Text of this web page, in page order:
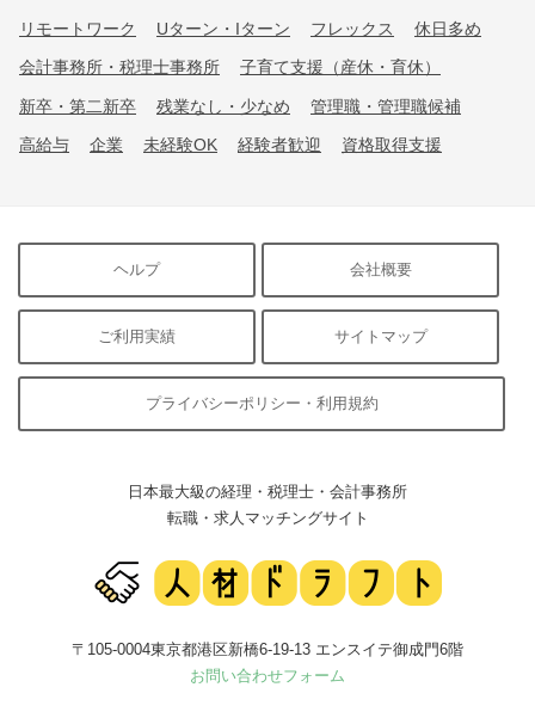
リモートワーク Uターン・Iターン フレックス 休日多め
会計事務所・税理士事務所 子育て支援（産休・育休）
新卒・第二新卒 残業なし・少なめ 管理職・管理職候補
高給与 企業 未経験OK 経験者歓迎 資格取得支援
ヘルプ 会社概要
ご利用実績 サイトマップ
プライバシーポリシー・利用規約
日本最大級の経理・税理士・会計事務所
転職・求人マッチングサイト
〒105-0004東京都港区新橋6-19-13 エンスイテ御成門6階
お問い合わせフォーム